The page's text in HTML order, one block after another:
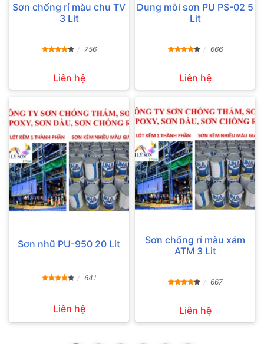
Sơn chống rỉ màu chu TV
3 Lit
756
Liên hệ
Dung môi sơn PU PS-02 5
Lit
666
Liên hệ
Sơn nhũ PU-950 20 Lit
641
Liên hệ
Sơn chống rỉ màu xám
ATM 3 Lit
667
Liên hệ